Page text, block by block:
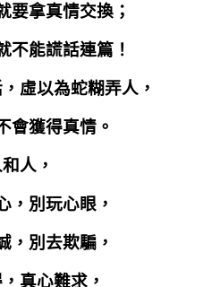
要拿真情交換；
不能謊話連篇！
虛以為蛇糊弄人，
會獲得真情。
人，
，別玩心眼，
，別去欺騙，
真心難求，